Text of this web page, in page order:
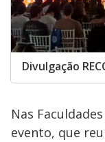
Divulgação
Nas
evento, que